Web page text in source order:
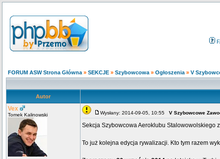
FORUM ASW Strona Główna » SEKCJE » Szybowcowa » Ogłoszenia » V
Autor
Vex
Tomek Kalinowski Wysłany: 2014-09-05, 10:55 V Szybowcowe
Sekcja Szybowcowa Aeroklubu Stalowowolskiego
To już kolejna edycja rywalizacji. Kto tym razem